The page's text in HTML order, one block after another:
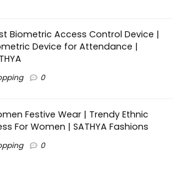
Biometric Access Control Device |
Device for Attendance |
0
Festive Wear | Trendy Ethnic
For Women | SATHYA Fashions
0